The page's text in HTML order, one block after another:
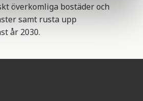
överkomliga bostäder och
samt rusta upp
år 2030.